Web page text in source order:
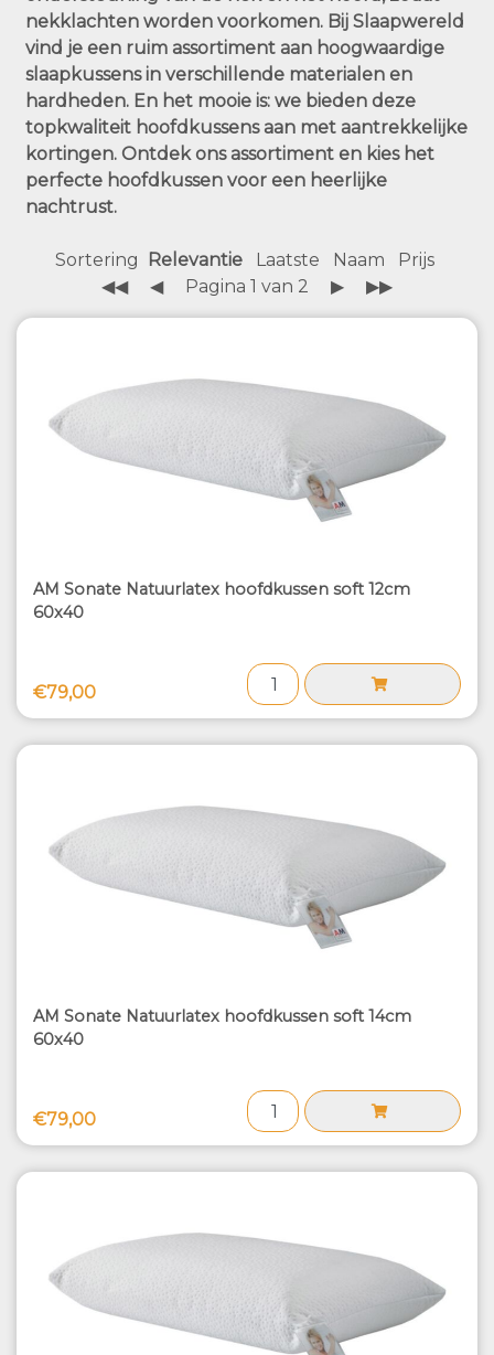
nekklachten worden voorkomen. Bij Slaapwereld
vind je een ruim assortiment aan hoogwaardige
slaapkussens in verschillende materialen en
hardheden. En het mooie is: we bieden deze
topkwaliteit hoofdkussens aan met aantrekkelijke
kortingen. Ontdek ons assortiment en kies het
perfecte hoofdkussen voor een heerlijke
nachtrust.
Sortering Relevantie Laatste Naam
Prijs
◀◀
◀ Pagina 1 van 2 ▶ ▶▶
AM Sonate Natuurlatex hoofdkussen soft 12cm
60x40
€79,00
AM Sonate Natuurlatex hoofdkussen soft 14cm
60x40
€79,00